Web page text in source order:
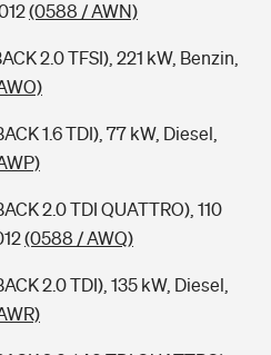
(0588 / AWN)
2.0 TFSI), 221 kW, Benzin,
1.6 TDI), 77 kW, Diesel,
2.0 TDI QUATTRO), 110
(0588 / AWQ)
2.0 TDI), 135 kW, Diesel,